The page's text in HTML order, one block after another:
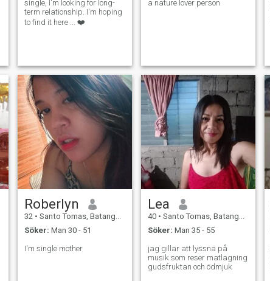
single, I'm looking for long-
term relationship. I'm hoping
to find it here ... ❤️
a nature lover person
Roberlyn
32 • Santo Tomas, Batangas, Filippinerna
Söker: Man 30 - 51
I'm single mother
Lea
40 • Santo Tomas, Batangas, Filippinerna
Söker: Man 35 - 55
jag gillar att lyssna på
musik som reser matlagning
gudsfruktan och ödmjuk